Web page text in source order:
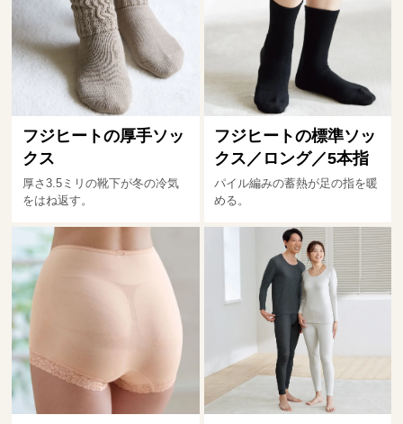
フジヒートの厚手ソッ
クス
厚さ3.5ミリの靴下が冬の冷気
をはね返す。
フジヒートの標準ソッ
クス／ロング／5本指
パイル編みの蓄熱が足の指を暖
める。